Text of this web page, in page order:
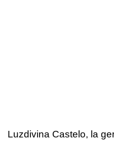
Luzdivina Castelo, la